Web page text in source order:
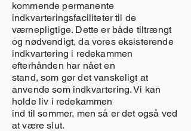
kommende permanente
indkvarteringsfaciliteter til de
værnepligtige. Dette er både tiltrængt
og nødvendigt, da vores eksisterende
indkvartering i redekammen
efterhånden har nået en
stand, som gør det vanskeligt at
anvende som indkvartering. Vi kan
holde liv i redekammen
ind til sommer, men så er det også ved
at være slut.